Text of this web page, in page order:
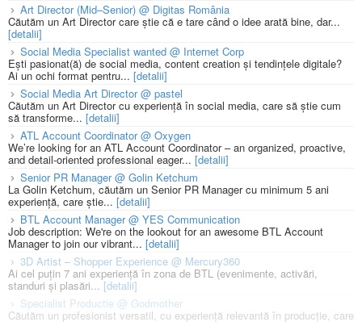
Art Director (Mid–Senior) @ Digitas România
Căutăm un Art Director care știe că e tare când o idee arată bine, dar...
[detalii]
Social Media Specialist wanted @ Internet Corp
Ești pasionat(ă) de social media, content creation și tendințele digitale?
Ai un ochi format pentru... [detalii]
Social Media Art Director @ pastel
Căutăm un Art Director cu experiență în social media, care să știe cum
să transforme... [detalii]
ATL Account Coordinator @ Oxygen
We’re looking for an ATL Account Coordinator – an organized, proactive,
and detail-oriented professional eager... [detalii]
Senior PR Manager @ Golin Ketchum
La Golin Ketchum, căutăm un Senior PR Manager cu minimum 5 ani
experiență, care știe... [detalii]
BTL Account Manager @ YES Communication
Job description: We're on the lookout for an awesome BTL Account
Manager to join our vibrant... [detalii]
3D Artist – Shopper Experience @ Mercury360
Ai cel puțin 7 ani experiență în zona de BTL (evenimente, activări,
standuri și plasări... [detalii]
Specialist Productie @ Godmother
Căutăm un profesionist versatil, cu experiență relevantă în producție, care